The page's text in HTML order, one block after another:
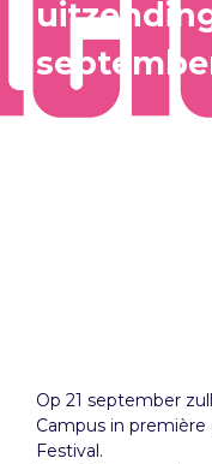
Op 21 september
Campus in
Festival.